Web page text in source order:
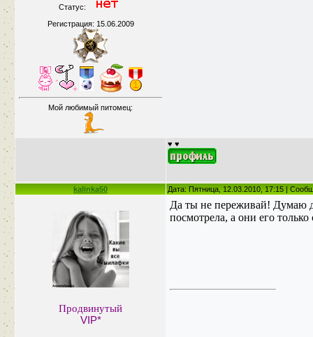
Статус:
Регистрация: 15.06.2009
Мой любимый питомец:
♥ ♥
kalinka50 Дата: Пятница, 12.03.2010, 17:15 |
Продвинутый
VIP*
Да ты не переживай! Думаю
посмотрела, а они его